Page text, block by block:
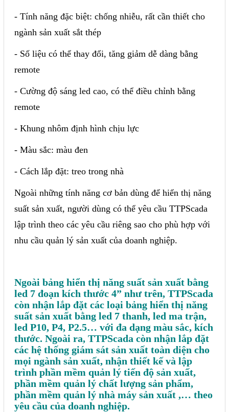
- Tính năng đặc biệt: chống nhiễu, rất cần thiết cho
ngành sản xuất sắt thép
- Số liệu có thể thay đổi, tăng giảm dễ dàng bằng
remote
- Cường độ sáng led cao, có thể điều chỉnh bằng
remote
- Khung nhôm định hình chịu lực
- Màu sắc: màu đen
- Cách lắp đặt: treo trong nhà
Ngoài những tính năng cơ bản dùng để hiển thị năng
suất sản xuất, người dùng có thể yêu cầu TTPScada
lập trình theo các yêu cầu riêng sao cho phù hợp với
nhu cầu quản lý sản xuất của doanh nghiệp.
Ngoài bảng hiển thị năng suất sản xuất bằng
led 7 đoạn kích thước 4” như trên, TTPScada
còn nhận lắp đặt các loại bảng hiển thị năng
suất sản xuất bằng led 7 thanh, led ma trận,
led P10, P4, P2.5… với đa dạng màu sắc, kích
thước. Ngoài ra, TTPScada còn nhận lắp đặt
các hệ thống giám sát sản xuất toàn diện cho
mọi ngành sản xuất, nhận thiết kế và lập
trình phần mềm quản lý tiến độ sản xuất,
phần mềm quản lý chất lượng sản phẩm,
phần mềm quản lý nhà máy sản xuất ,… theo
yêu cầu của doanh nghiệp.